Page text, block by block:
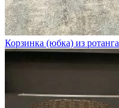
Корзинка (юбка) из ротанга